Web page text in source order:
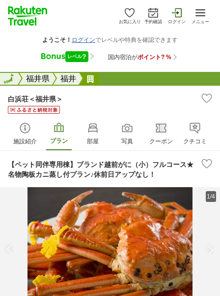
お気に入り 予約確認 ログイン メニュー
全国福井県 福井
全国
白浜荘＜福井県＞
施設紹介 プラン 部屋 写真 クーポン クチコミ
【ペット同伴専用棟】ブランド越前がに（小）フルコース★
名物陶板カニ蒸し付プラン♪休前日アップなし！
1/4